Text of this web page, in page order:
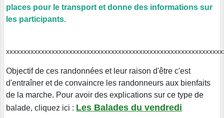
places pour le transport et donne des informations sur
les participants.
Objectif de ces randonnées et leur raison d'être c'est
d'entraîner et de convaincre les randonneurs aux bienfaits
de la marche. Pour avoir des explications sur ce type de
balade, cliquez ici : Les Balades du vendredi